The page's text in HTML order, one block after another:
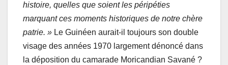
histoire, quelles que soient les péripéties
marquant ces moments historiques de notre chère
patrie. » Le Guinéen aurait-il toujours son double
visage des années 1970 largement dénoncé dans
la déposition du camarade Moricandian Savané ?